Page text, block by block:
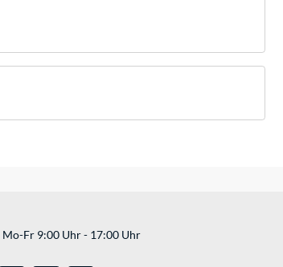
Fr 9:00 Uhr - 17:00 Uhr